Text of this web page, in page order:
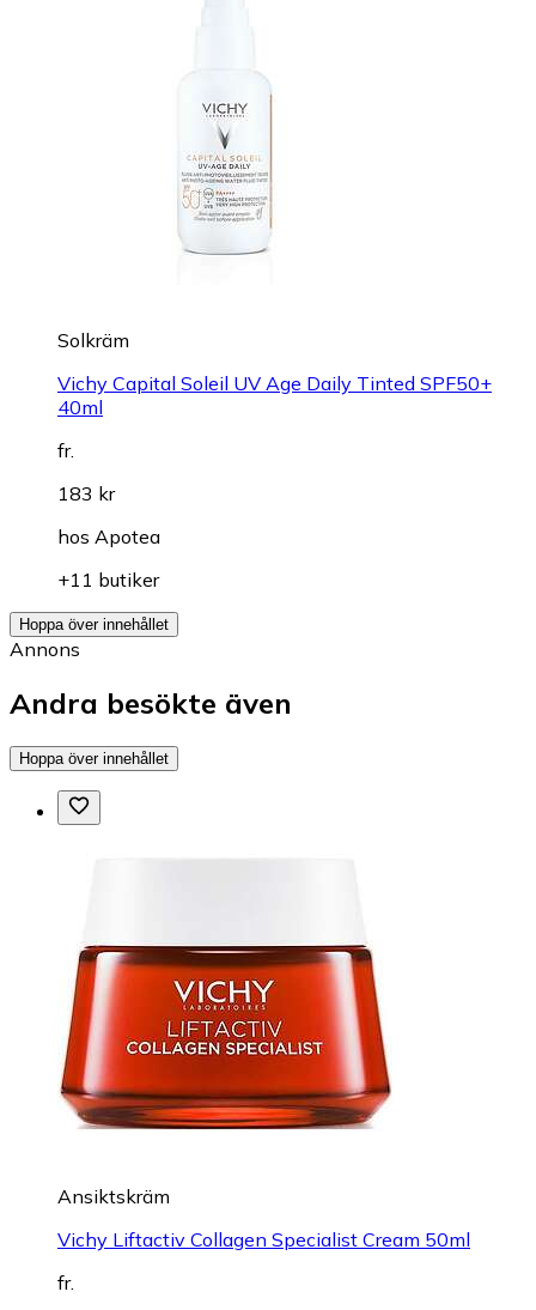
Solkräm
Vichy Capital Soleil UV Age Daily Tinted SPF50+
40ml
fr.
183 kr
hos Apotea
+11 butiker
Hoppa över innehållet
Annons
Andra besökte även
Hoppa över innehållet
Ansiktskräm
Vichy Liftactiv Collagen Specialist Cream 50ml
fr.